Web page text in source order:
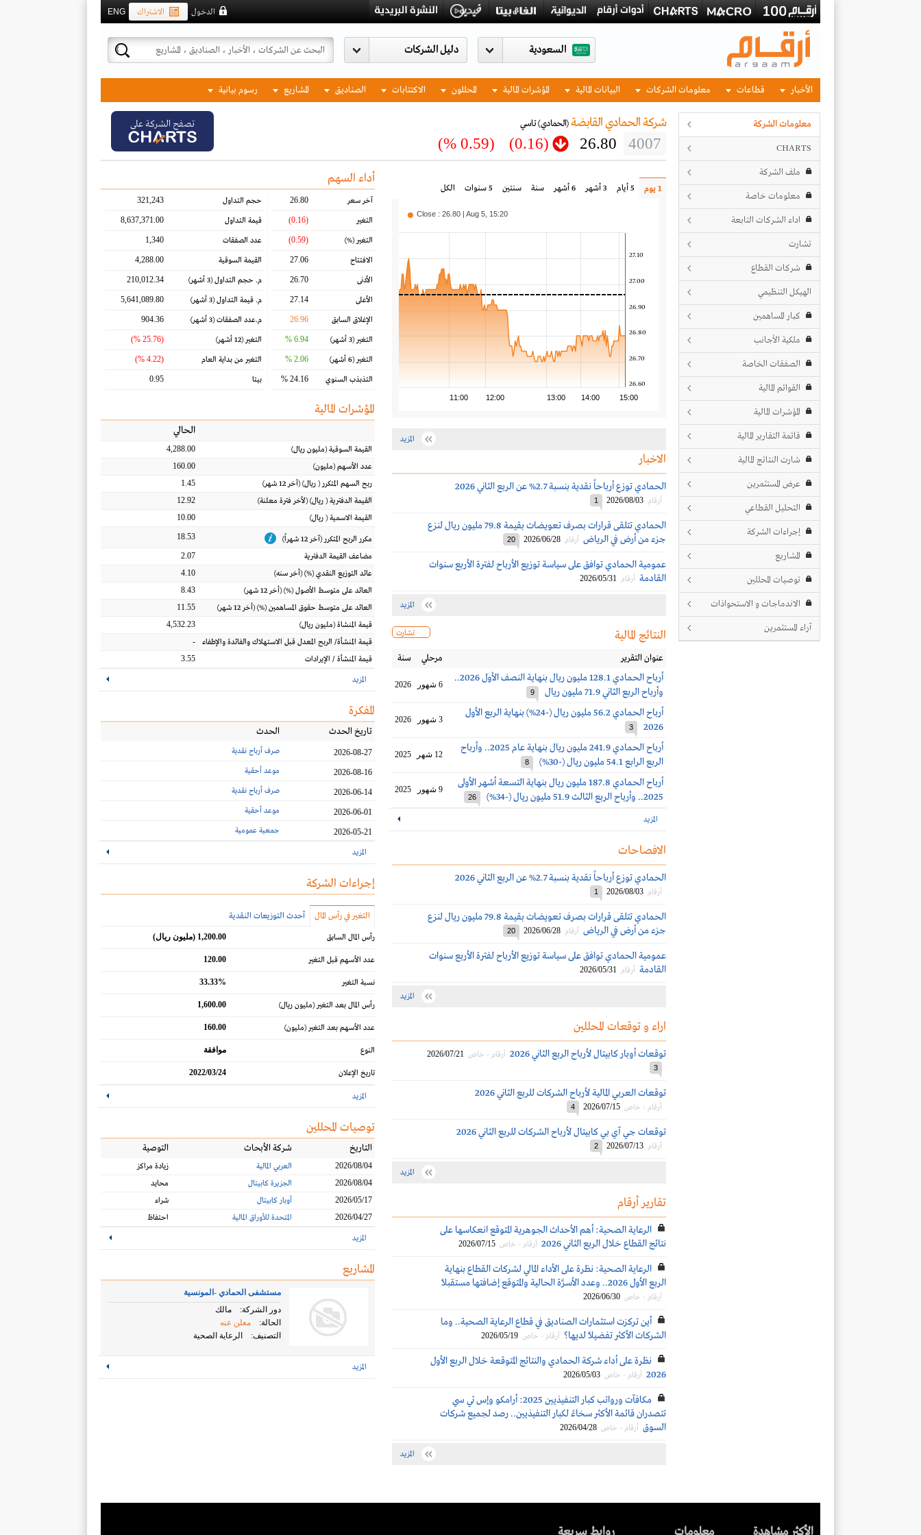
ENG الاشتراك الدخول
السعودية
الأخبار قطاعات معلومات الشركات البيانات المالية المؤشرات المالية المحللون الاكتتابات الصناديق المشاريع رسوم بيانية
معلومات الشركة
CHARTS
ملف الشركة
معلومات خاصة
اداء الشركات التابعة
تشارت
شركات القطاع
الهيكل التنظيمي
كبار المساهمين
ملكية الأجانب
الصفقات الخاصة
القوائم المالية
المؤشرات المالية
قائمة التقارير المالية
شارت النتائج المالية
عرض المستثمرين
التحليل القطاعي
إجراءات الشركة
المشاريع
توصيات المحللين
الاندماجات و الاستحواذات
آراء المستثمرين
شركة الحمادي القابضة(الحمادي)تاسي
4007
26.80
(0.16)
(0.59 %)
تصفح الشركة على
1 يوم 5 أيام 3 أشهر 6 أشهر سنة سنتين 5 سنوات الكل
11:00 12:00 13:00 14:00 15:00
26.60
26.70
26.80
26.90
27.00
27.10
Close : 26.80 | Aug 5, 15:20
المزيد
الاخبار
الحمادي توزع أرباحاً نقدية بنسبة 2.7% عن الربع الثاني 2026
أرقام 2026/08/03
1
الحمادي تتلقى قرارات بصرف تعويضات بقيمة 79.8 مليون ريال لنزع
جزء من أرض في الرياض أرقام 2026/06/28
20
عمومية الحمادي توافق على سياسة توزيع الأرباح لفترة الأربع سنوات
القادمة أرقام 2026/05/31
المزيد
تشارت النتائج المالية
عنوان التقرير مرحلي سنة
أرباح الحمادي 128.1 مليون ريال بنهاية النصف الأول 2026..
وأرباح الربع الثاني 71.9 مليون ريال
9
6 شهور 2026
أرباح الحمادي 56.2 مليون ريال (-24%) بنهاية الربع الأول
2026
3
3 شهور 2026
أرباح الحمادي 241.9 مليون ريال بنهاية عام 2025.. وأرباح
الربع الرابع 54.1 مليون ريال (-30%)
8
12 شهر 2025
أرباح الحمادي 187.8 مليون ريال بنهاية التسعة أشهر الأولى
2025.. وأرباح الربع الثالث 51.9 مليون ريال (-34%)
26
9 شهور 2025
المزيد
الافصاحات
الحمادي توزع أرباحاً نقدية بنسبة 2.7% عن الربع الثاني 2026
أرقام 2026/08/03
1
الحمادي تتلقى قرارات بصرف تعويضات بقيمة 79.8 مليون ريال لنزع
جزء من أرض في الرياض أرقام 2026/06/28
20
عمومية الحمادي توافق على سياسة توزيع الأرباح لفترة الأربع سنوات
القادمة أرقام 2026/05/31
المزيد
اراء و توقعات المحللين
توقعات أوبار كابيتال لأرباح الربع الثاني 2026 أرقام - خاص 2026/07/21
3
توقعات العربي المالية لأرباح الشركات للربع الثاني 2026
أرقام - خاص 2026/07/15
4
توقعات جي آي بي كابيتال لأرباح الشركات للربع الثاني 2026
أرقام 2026/07/13
2
المزيد
تقارير أرقام
الرعاية الصحية: أهم الأحداث الجوهرية المتوقع انعكاسها على
نتائج القطاع خلال الربع الثاني 2026
أرقام - خاص 2026/07/15
الرعاية الصحية: نظرة على الأداء المالي لشركات القطاع بنهاية
الربع الأول 2026.. وعدد الأسرَّة الحالية والمتوقع إضافتها مستقبلاً
أرقام - خاص 2026/06/30
أين تركزت استثمارات الصناديق في قطاع الرعاية الصحية.. وما
الشركات الأكثر تفضيلاً لديها؟ أرقام - خاص 2026/05/19
نظرة على أداء شركة الحمادي والنتائج المتوقعة خلال الربع الأول
2026 أرقام - خاص 2026/05/03
مكافآت ورواتب كبار التنفيذيين 2025: أرامكو وإس تي سي
تتصدران قائمة الأكثر سخاءً لكبار التنفيذيين.. رصد لجميع شركات
السوق أرقام - خاص 2026/04/28
المزيد
أداء السهم
آخر سعر 26.80
التغير (0.16)
التغير(%)
(0.59)
الافتتاح 27.06
الأدنى 26.70
الأعلى 27.14
الإغلاق السابق 26.96
التغير(3 أشهر) 6.94 %
التغير(6 أشهر) 2.06 %
التذبذب السنوي 24.16 %
حجم التداول 321,243
قيمة التداول 8,637,371.00
عدد الصفقات 1,340
القيمة السوقية 4,288.00
م. حجم التداول(3 أشهر) 210,012.34
م. قيمة التداول(3 أشهر) 5,641,089.80
م.عدد الصفقات(3 أشهر) 904.36
التغير(12 أشهر) (25.76 %)
التغير من بداية العام (4.22 %)
بيتا 0.95
المؤشرات المالية
الحالي
القيمة السوقية(مليون ريال)
4,288.00
عدد الأسهم(مليون)
160.00
ربح السهم المتكرر( ريال) (آخر 12 شهر)
1.45
القيمة الدفترية( ريال) (لأخر فترة معلنة)
12.92
القيمة الاسمية( ريال)
10.00
مكرر الربح المتكرر (آخر 12 شهراً) 18.53
مضاعف القيمة الدفترية
2.07
عائد التوزيع النقدي(%) (أخر سنه)
4.10
العائد على متوسط الأصول(%) (أخر 12 شهر)
8.43
العائد على متوسط حقوق المساهمين(%) (أخر 12 شهر)
11.55
قيمة المنشاة(مليون ريال)
4,532.23
قيمة المنشأة/ الربح المعدل قبل الاستهلاك والفائدة والإطفاء
-
قيمة المنشأة / الإيرادات
3.55
المزيد
المفكرة
تاريخ الحدث الحدث
2026-08-27 صرف أرباح نقدية
2026-08-16 موعد أحقية
2026-06-14 صرف أرباح نقدية
2026-06-01 موعد أحقية
2026-05-21 جمعية عمومية
المزيد
إجراءات الشركة
التغير في رأس المال أحدث التوزيعات النقدية
رأس المال السابق 1,200.00 (مليون ريال)
عدد الأسهم قبل التغير 120.00
نسبة التغير 33.33%
رأس المال بعد التغير(مليون ريال) 1,600.00
عدد الأسهم بعد التغير(مليون) 160.00
النوع موافقة
تاريخ الإعلان 2022/03/24
المزيد
توصيات المحللين
التاريخ شركة الأبحاث التوصية
2026/08/04 العربي المالية
زيادة مراكز
2026/08/04
الجزيرة كابيتال
محايد
2026/05/17
أوبار كابيتال
شراء
2026/04/27
المتحدة للأوراق المالية احتفاظ
المزيد
المشاريع
مستشفى الحمادي -المونسية
دور الشركة:
مالك
الحالة:
معلن عنه
التصنيف:
الرعاية الصحية
المزيد
الأكثر مشاهدة معلومات روابط سريعة